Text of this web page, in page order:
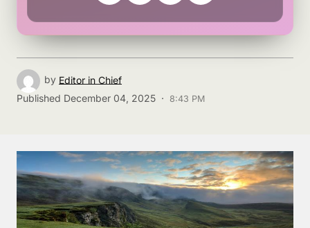
by Editor in Chief
Published December 04, 2025 · 8:43 PM